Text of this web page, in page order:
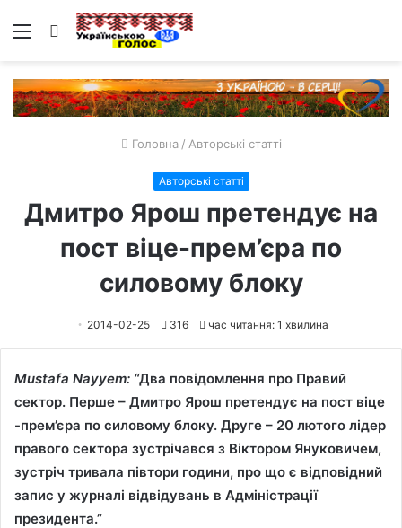
Меню Пошук
Головна / Авторські статті
Авторські статті
Дмитро Ярош претендує на
пост віце-прем’єра по
силовому блоку
2014-02-25 316 час читання: 1 хвилина
Mustafa Nayyem: “Два повідомлення про Правий
сектор. Перше – Дмитро Ярош претендує на пост віце
-прем’єра по силовому блоку. Друге – 20 лютого лідер
правого сектора зустрічався з Віктором Януковичем,
зустріч тривала півтори години, про що є відповідний
запис у журналі відвідувань в Адміністрації
президента.”